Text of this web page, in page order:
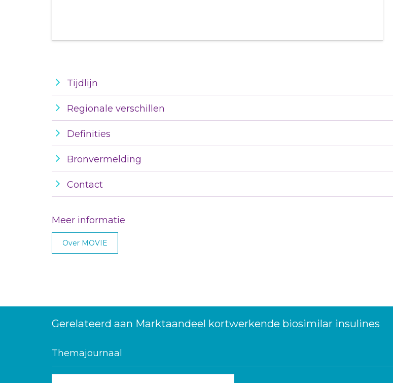
Tijdlijn
Regionale verschillen
Definities
Bronvermelding
Contact
Meer informatie
Over MOVIE
Gerelateerd aan Marktaandeel kortwerkende biosimilar insulines
Themajournaal